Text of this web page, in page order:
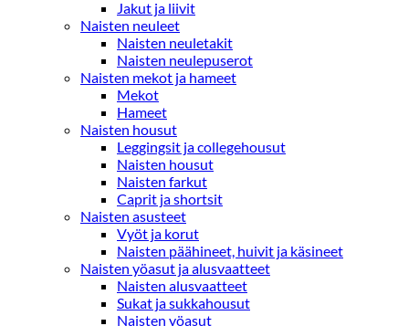
Jakut ja liivit
Naisten neuleet
Naisten neuletakit
Naisten neulepuserot
Naisten mekot ja hameet
Mekot
Hameet
Naisten housut
Leggingsit ja collegehousut
Naisten housut
Naisten farkut
Caprit ja shortsit
Naisten asusteet
Vyöt ja korut
Naisten päähineet, huivit ja käsineet
Naisten yöasut ja alusvaatteet
Naisten alusvaatteet
Sukat ja sukkahousut
Naisten yöasut